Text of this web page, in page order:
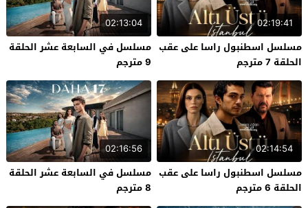
02:19:41
مسلسل اسطنبول راسا على عقب
الحلقة 7 مترجم
02:13:04
مسلسل في السابعة عشر الحلقة
9 مترجم
02:14:54
مسلسل اسطنبول راسا على عقب
الحلقة 6 مترجم
02:16:56
مسلسل في السابعة عشر الحلقة
8 مترجم